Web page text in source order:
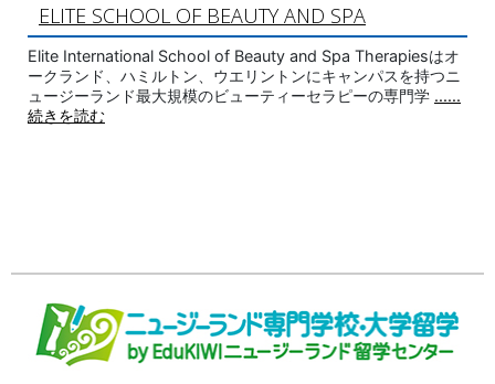
ELITE SCHOOL OF BEAUTY AND SPA
Elite International School of Beauty and Spa Therapiesはオ
ークランド、ハミルトン、ウエリントンにキャンパスを持つニ
ュージーランド最大規模のビューティーセラピーの専門学 ......
続きを読む